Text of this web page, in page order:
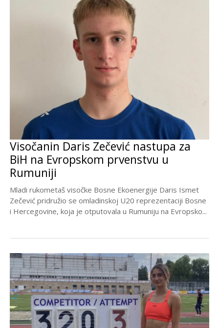
Visočanin Daris Zečević nastupa za
BiH na Evropskom prvenstvu u
Rumuniji
Mladi rukometaš visočke Bosne Ekoenergije Daris Ismet
Zečević pridružio se omladinskoj U20 reprezentaciji Bosne
i Hercegovine, koja je otputovala u Rumuniju na Evropsko...